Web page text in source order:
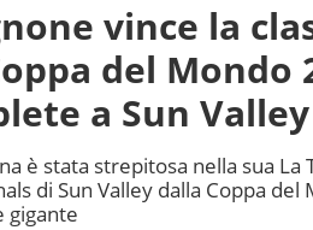
vince la
del Mondo
a Sun Valley
è stata strepitosa nella sua La
di Sun Valley dalla Coppa
gigante